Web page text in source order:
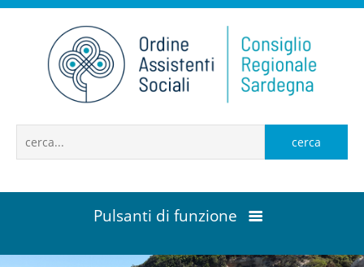
cerca
Pulsanti di funzione